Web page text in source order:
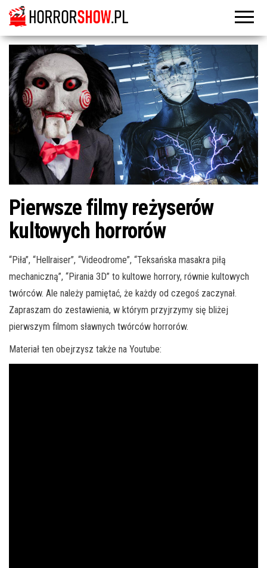
Pierwsze filmy reżyserów
kultowych horrorów
“Piła”, “Hellraiser”, “Videodrome”, “Teksańska masakra piłą
mechaniczną”, “Pirania 3D” to kultowe horrory, równie kultowych
twórców. Ale należy pamiętać, że każdy od czegoś zaczynał.
Zapraszam do zestawienia, w którym przyjrzymy się bliżej
pierwszym filmom sławnych twórców horrorów.
Materiał ten obejrzysz także na Youtube: